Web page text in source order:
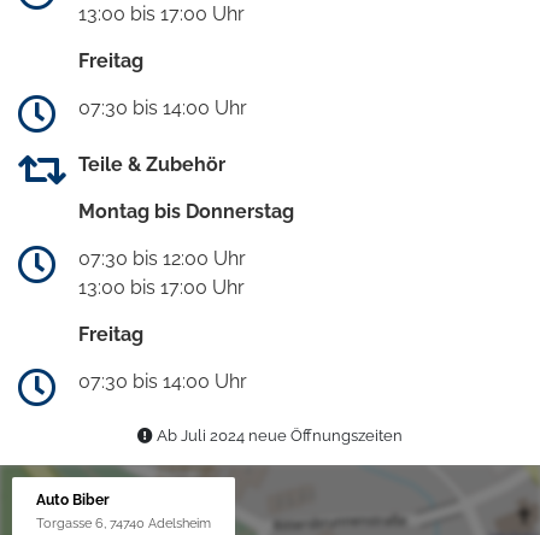
13:00 bis 17:00 Uhr
Freitag
07:30 bis 14:00 Uhr
Teile & Zubehör
Montag bis Donnerstag
07:30 bis 12:00 Uhr
13:00 bis 17:00 Uhr
Freitag
07:30 bis 14:00 Uhr
Ab Juli 2024 neue Öffnungszeiten
Auto Biber
Torgasse 6, 74740 Adelsheim